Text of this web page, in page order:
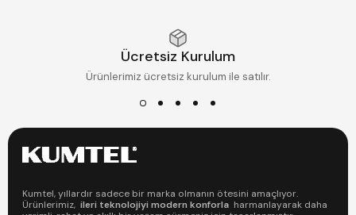
Ücretsiz Kurulum
Ürünlerimiz ücretsiz kurulum ile satılır.
Kumtel, yıllardır sadece bir marka olmanın ötesini amaçlıyor.
Ürünlerimiz, ileri teknolojiyi modern konforla harmanlayarak daha